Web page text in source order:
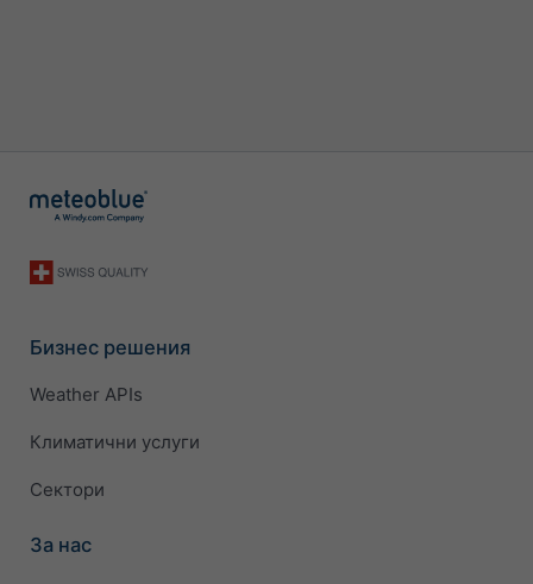
Бизнес решения
Weather APIs
Климатични услуги
Сектори
За нас